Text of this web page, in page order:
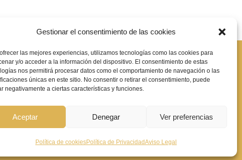
Gestionar el consentimiento de las cookies
las mejores experiencias, utilizamos tecnologías como las cookies para
y/o acceder a la información del dispositivo. El consentimiento de estas
nos permitirá procesar datos como el comportamiento de navegación o las
únicas en este sitio. No consentir o retirar el consentimiento, puede
negativamente a ciertas características y funciones.
Aceptar Denegar Ver preferencias
Política de cookiesPolítica de PrivacidadAviso Legal
¿Que significa?
FONDOS FEDER :